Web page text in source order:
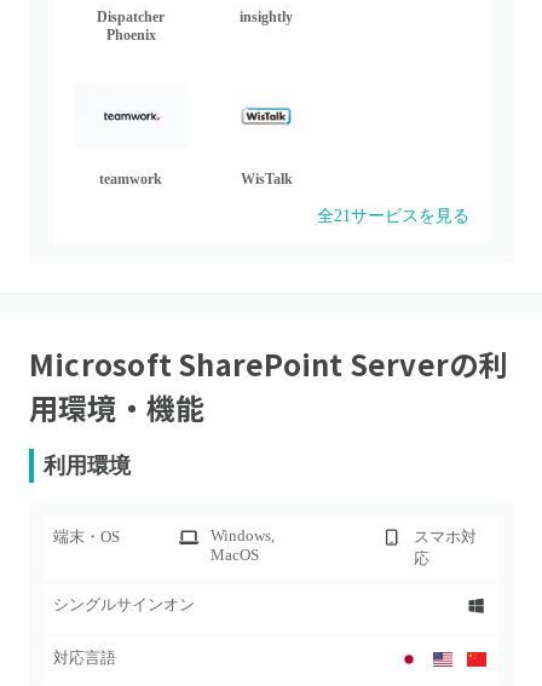
Dispatcher
Phoenix
insightly
teamwork WisTalk
全21サービスを見る
Microsoft SharePoint Serverの利
用環境・機能
利用環境
端末・OS Windows,
MacOS
スマホ対
応
シングルサインオン
対応言語